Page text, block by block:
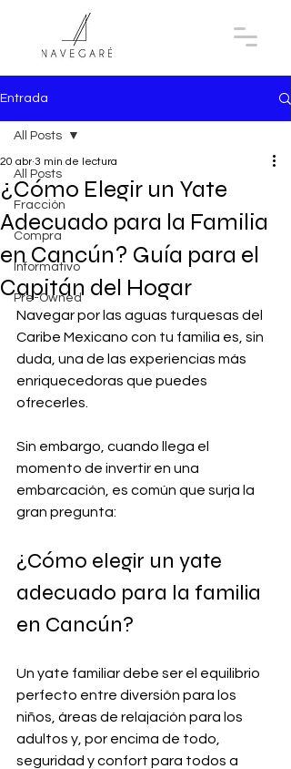
Entrada
All Posts
Fracción
Compra
Informativo
Pre-Owned
All Posts
¿Cómo Elegir un Yate
Adecuado para la Familia
en Cancún? Guía para el
Capitán del Hogar
20 abr 3 min de lectura
Navegar por las aguas turquesas del
Caribe Mexicano con tu familia es, sin
duda, una de las experiencias más
enriquecedoras que puedes
ofrecerles.
Sin embargo, cuando llega el
momento de invertir en una
embarcación, es común que surja la
gran pregunta:
¿Cómo elegir un yate
adecuado para la familia
en Cancún?
Un yate familiar debe ser el equilibrio
perfecto entre diversión para los
niños, áreas de relajación para los
adultos y, por encima de todo,
seguridad y confort para todos a